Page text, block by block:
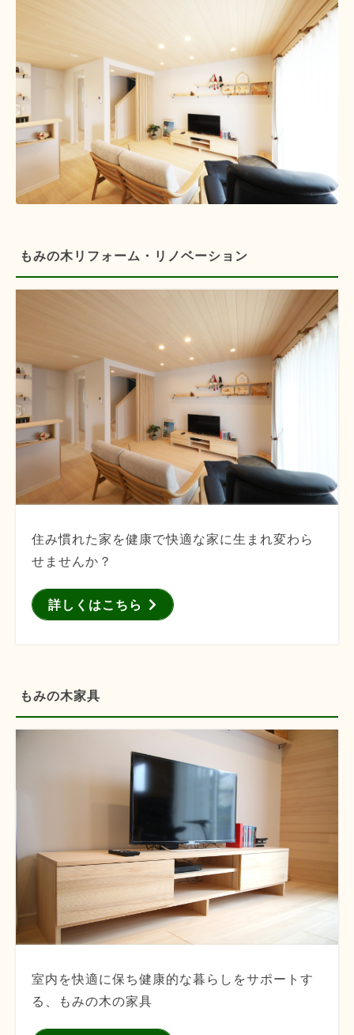
もみの木リフォーム・リノベーション
住み慣れた家を健康で快適な家に生まれ変わら
せませんか？
詳しくはこちら
もみの木家具
室内を快適に保ち健康的な暮らしをサポートす
る、もみの木の家具